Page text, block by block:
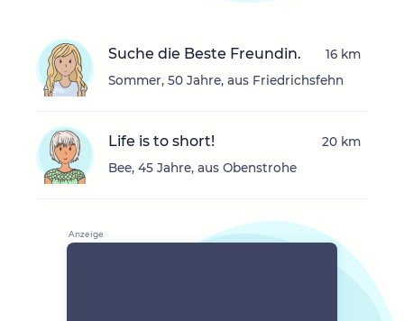
Suche die Beste Freundin.
Sommer, 50 Jahre, aus Friedrichsfehn
16 km
Life is to short!
Bee, 45 Jahre, aus Obenstrohe
20 km